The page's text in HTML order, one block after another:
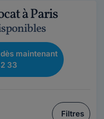
à Paris
maintenant
33
Filtres